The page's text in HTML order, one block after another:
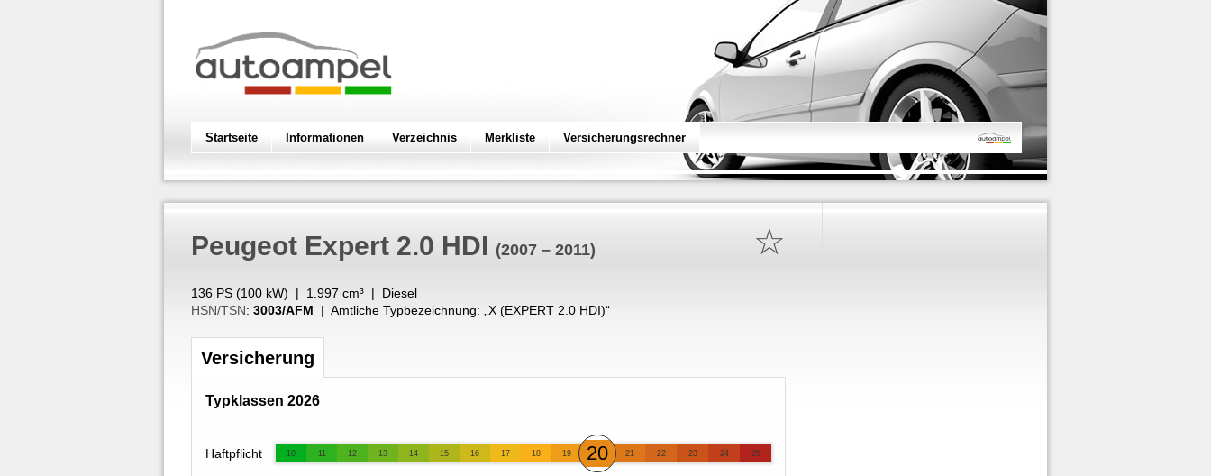
Startseite Informationen Verzeichnis Merkliste Versicherungsrechner
☆
Peugeot Expert 2.0 HDI (2007 – 2011)
136 PS (100 kW) | 1.997 cm³ | Diesel
HSN/TSN: 3003/AFM | Amtliche Typbezeichnung: „ X (EXPERT 2.0 HDI)“
Versicherung
Typklassen 2026
Haftpflicht 10 11 12 13 14 15 16 17 18 19 20 21 22 23 24 25